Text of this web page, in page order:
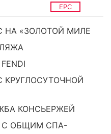
EPC
НА «ЗОЛОТОЙ МИЛЕ
КРУГЛОСУТОЧНОЙ
КОНСЬЕРЖЕЙ
С ОБЩИМ СПА-